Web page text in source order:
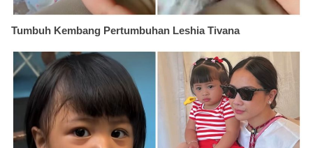
Tumbuh Kembang Pertumbuhan Leshia Tivana